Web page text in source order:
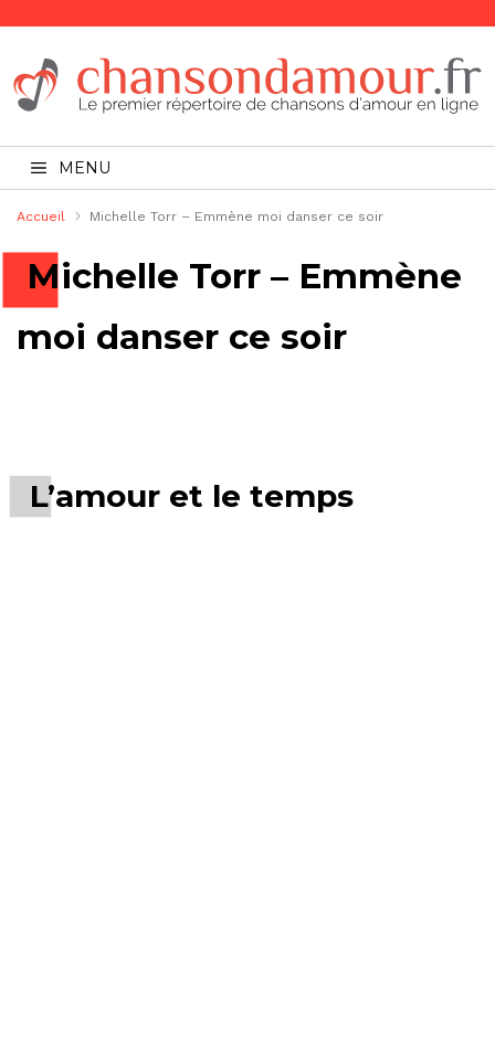
MENU
Accueil Michelle Torr – Emmène moi danser ce soir
Michelle Torr – Emmène
moi danser ce soir
L’amour et le temps